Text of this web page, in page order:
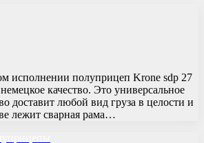
исполнении полуприцеп Krone sdp 27
качество. Это универсальное
доставит любой вид груза в целости и
лежит сварная рама…